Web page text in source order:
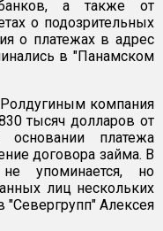
а также от
о подозрительных
о платежах в адрес
в "Панамском
Ролдугиным компания
тысяч долларов от
платежа
договора займа. В
упоминается, но
лиц нескольких
"Севергрупп" Алексея